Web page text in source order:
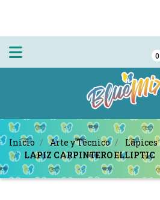
0
Inicio Arte y Técnico Lápices
LAPIZ CARPINTERO ELLIPTIC